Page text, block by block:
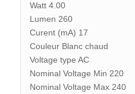
Watt 4.00
Lumen 260
Curent (mA) 17
Couleur Blanc chaud
Voltage type AC
Nominal Voltage Min 220
Nominal Voltage Max 240